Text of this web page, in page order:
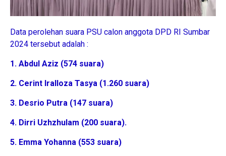
Data perolehan suara PSU calon anggota DPD RI Sumbar
2024 tersebut adalah :
1. Abdul Aziz (574 suara)
2. Cerint Iralloza Tasya (1.260 suara)
3. Desrio Putra (147 suara)
4. Dirri Uzhzhulam (200 suara).
5. Emma Yohanna (553 suara)